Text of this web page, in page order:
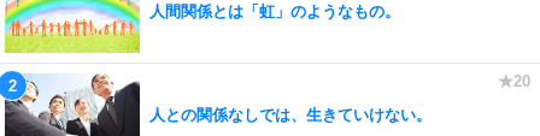
人間関係とは「虹」のようなもの。
人との関係なしでは、生きていけない。